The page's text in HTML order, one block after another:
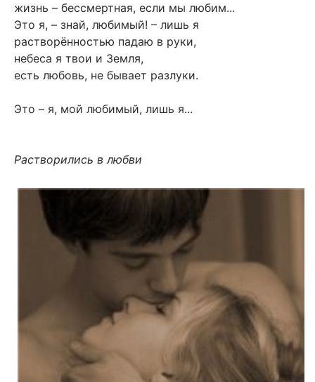
жизнь – бессмертная, если мы любим...
Это я, – знай, любимый! – лишь я
растворённостью падаю в руки,
небеса я твои и Земля,
есть любовь, не бывает разлуки.
Это – я, мой любимый, лишь я...
Растворились в любви